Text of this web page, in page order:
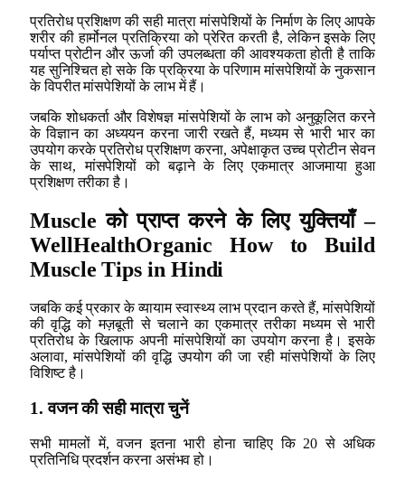
प्रतिरोध प्रशिक्षण की सही मात्रा मांसपेशियों के निर्माण के लिए आपके
शरीर की हार्मोनल प्रतिक्रिया को प्रेरित करती है, लेकिन इसके लिए
पर्याप्त प्रोटीन और ऊर्जा की उपलब्धता की आवश्यकता होती है ताकि
यह सुनिश्चित हो सके कि प्रक्रिया के परिणाम मांसपेशियों के नुकसान
के विपरीत मांसपेशियों के लाभ में हैं।
जबकि शोधकर्ता और विशेषज्ञ मांसपेशियों के लाभ को अनुकूलित करने
के विज्ञान का अध्ययन करना जारी रखते हैं, मध्यम से भारी भार का
उपयोग करके प्रतिरोध प्रशिक्षण करना, अपेक्षाकृत उच्च प्रोटीन सेवन
के साथ, मांसपेशियों को बढ़ाने के लिए एकमात्र आजमाया हुआ
प्रशिक्षण तरीका है।
Muscle को प्राप्त करने के लिए युक्तियाँ –
WellHealthOrganic How to Build
Muscle Tips in Hindi
जबकि कई प्रकार के व्यायाम स्वास्थ्य लाभ प्रदान करते हैं, मांसपेशियों
की वृद्धि को मज़बूती से चलाने का एकमात्र तरीका मध्यम से भारी
प्रतिरोध के खिलाफ अपनी मांसपेशियों का उपयोग करना है। इसके
अलावा, मांसपेशियों की वृद्धि उपयोग की जा रही मांसपेशियों के लिए
विशिष्ट है।
1. वजन की सही मात्रा चुनें
सभी मामलों में, वजन इतना भारी होना चाहिए कि 20 से अधिक
प्रतिनिधि प्रदर्शन करना असंभव हो।